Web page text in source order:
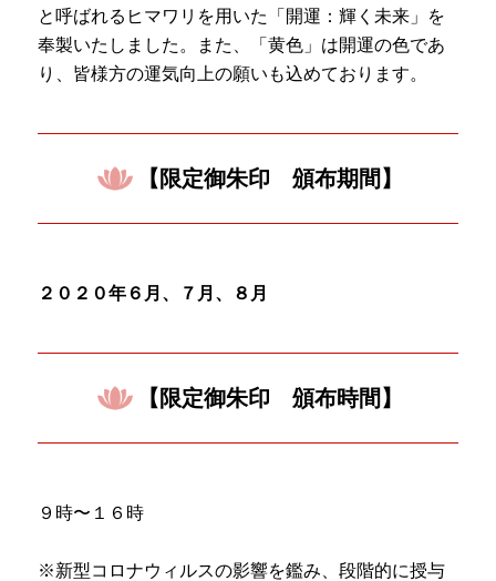
と呼ばれるヒマワリを用いた「開運：輝く未来」を
奉製いたしました。
また、「黄色」は開運の色であ
り、皆様方の運気向上の願いも込めております。
【限定御朱印 頒布期間】
２０２０年６月、７月、８月
【限定御朱印 頒布時間】
９時〜１６時
※新型コロナウィルスの影響を鑑み、段階的に授与